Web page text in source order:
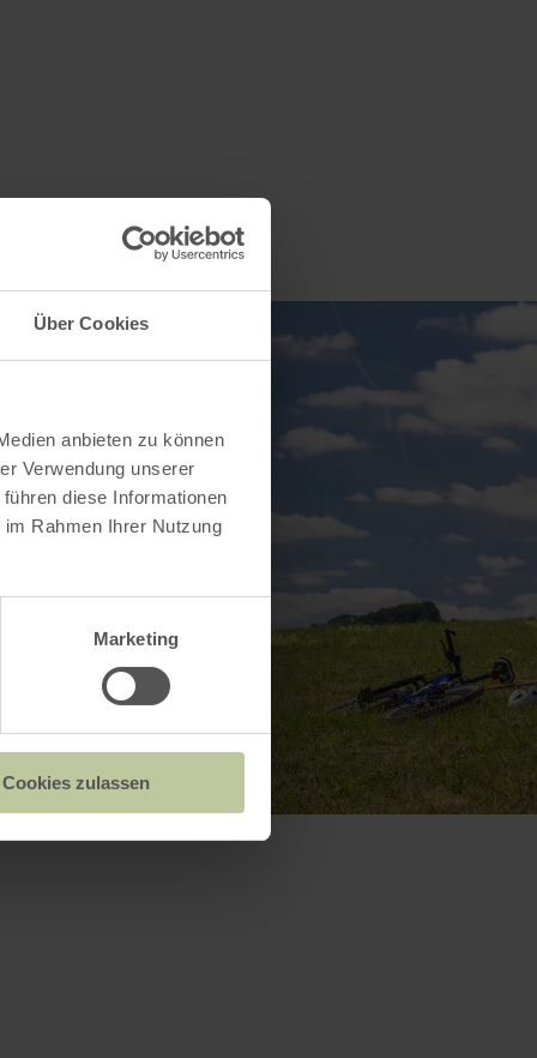
Über Cookies
anbieten zu können
Verwendung unserer
diese Informationen
Rahmen Ihrer Nutzung
Marketing
Cookies zulassen